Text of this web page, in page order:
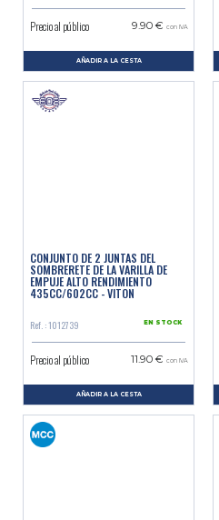
Precio al público 9.90 € con IVA
AÑADIR A LA CESTA
CONJUNTO DE 2 JUNTAS DEL
SOMBRERETE DE LA VARILLA DE
EMPUJE ALTO RENDIMIENTO
435CC/602CC - VITON
Ref. : 1012739 EN STOCK
Precio al público 11.90 € con IVA
AÑADIR A LA CESTA